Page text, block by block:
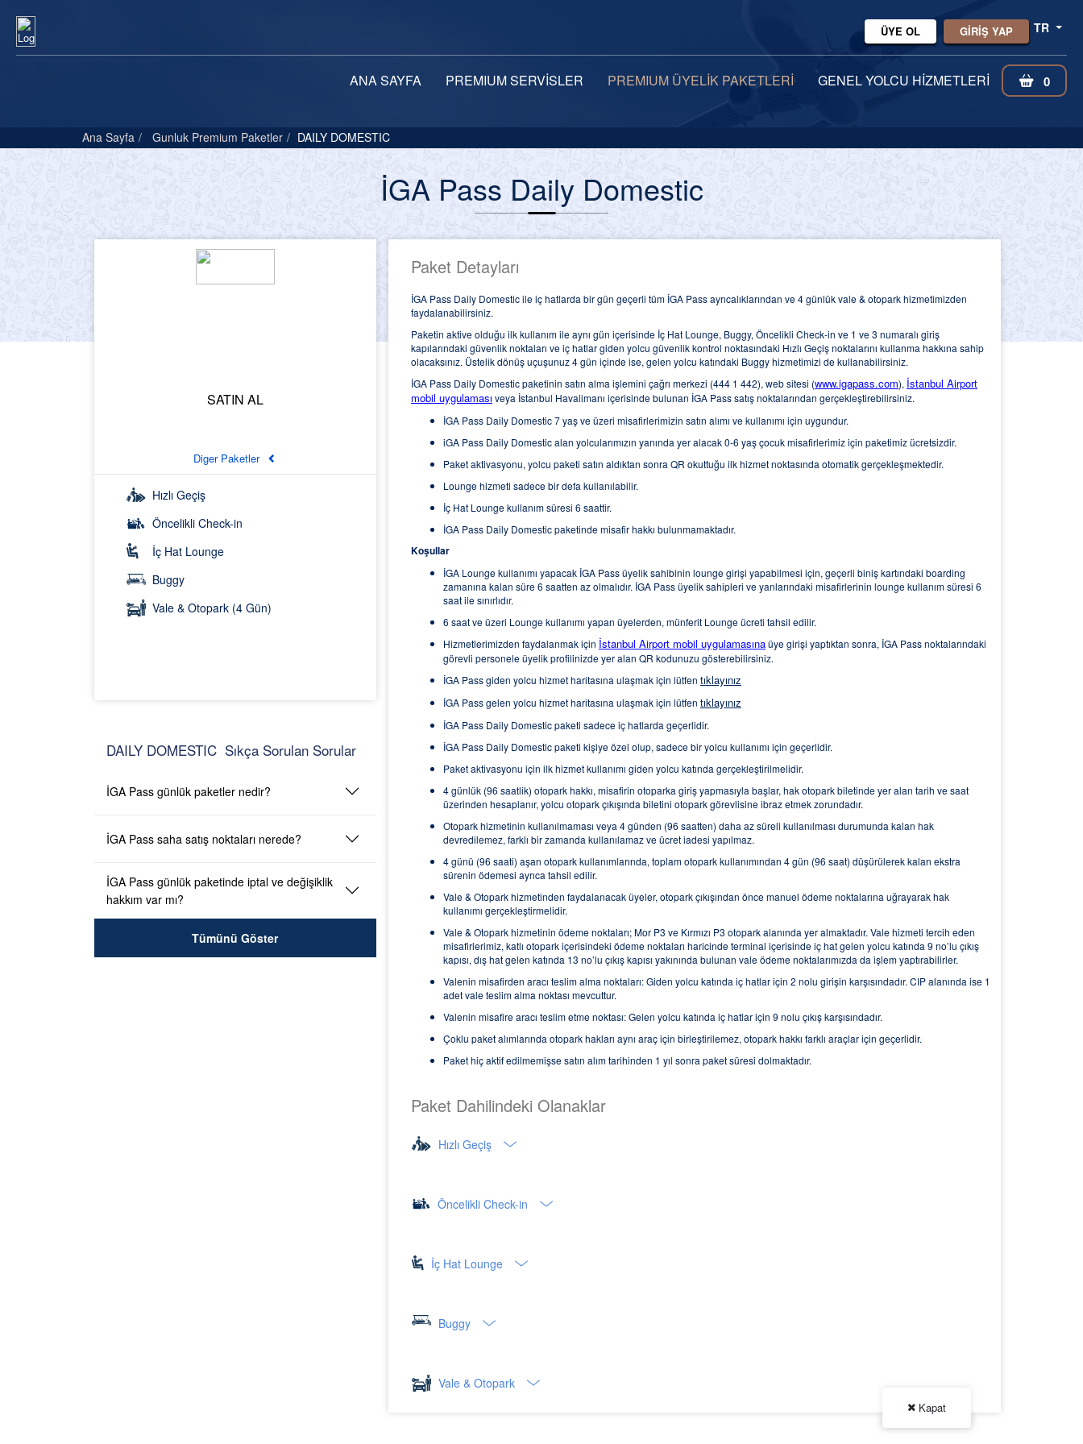
ÜYE OL GİRİŞ YAP TR
ANA SAYFA PREMIUM SERVİSLER PREMIUM ÜYELİK PAKETLERİ GENEL YOLCU HİZMETLERİ 0
Ana Sayfa Gunluk Premium Paketler DAILY DOMESTIC
İGA Pass Daily Domestic
SATIN AL
Diger Paketler
Hızlı Geçiş
Öncelikli Check-in
İç Hat Lounge
Buggy
Vale & Otopark (4 Gün)
DAILY DOMESTIC Sıkça Sorulan Sorular
İGA Pass günlük paketler nedir?
İGA Pass saha satış noktaları nerede?
İGA Pass günlük paketinde iptal ve değişiklik
hakkım var mı?
Tümünü Göster
Paket Detayları
İGA Pass Daily Domestic ile iç hatlarda bir gün geçerli tüm İGA Pass ayrıcalıklarından ve 4 günlük vale & otopark hizmetimizden
faydalanabilirsiniz.
Paketin aktive olduğu ilk kullanım ile aynı gün içerisinde İç Hat Lounge, Buggy, Öncelikli Check-in ve 1 ve 3 numaralı giriş
kapılarındaki güvenlik noktaları ve iç hatlar giden yolcu güvenlik kontrol noktasındaki Hızlı Geçiş noktalarını kullanma hakkına sahip
olacaksınız. Üstelik dönüş uçuşunuz 4 gün içinde ise, gelen yolcu katındaki Buggy hizmetimizi de kullanabilirsiniz.
İGA Pass Daily Domestic paketinin satın alma işlemini çağrı merkezi (444 1 442), web sitesi (www.igapass.com), İstanbul Airport
mobil uygulaması veya İstanbul Havalimanı içerisinde bulunan İGA Pass satış noktalarından gerçekleştirebilirsiniz.
İGA Pass Daily Domestic 7 yaş ve üzeri misafirlerimizin satın alımı ve kullanımı için uygundur.
iGA Pass Daily Domestic alan yolcularımızın yanında yer alacak 0-6 yaş çocuk misafirlerimiz için paketimiz ücretsizdir.
Paket aktivasyonu, yolcu paketi satın aldıktan sonra QR okuttuğu ilk hizmet noktasında otomatik gerçekleşmektedir.
Lounge hizmeti sadece bir defa kullanılabilir.
İç Hat Lounge kullanım süresi 6 saattir.
İGA Pass Daily Domestic paketinde misafir hakkı bulunmamaktadır.
Koşullar
İGA Lounge kullanımı yapacak İGA Pass üyelik sahibinin lounge girişi yapabilmesi için, geçerli biniş kartındaki boarding
zamanına kalan süre 6 saatten az olmalıdır. İGA Pass üyelik sahipleri ve yanlarındaki misafirlerinin lounge kullanım süresi 6
saat ile sınırlıdır.
6 saat ve üzeri Lounge kullanımı yapan üyelerden, münferit Lounge ücreti tahsil edilir.
Hizmetlerimizden faydalanmak için İstanbul Airport mobil uygulamasınaüye girişi yaptıktan sonra, İGA Pass noktalarındaki
görevli personele üyelik profilinizde yer alan QR kodunuzu gösterebilirsiniz.
İGA Pass giden yolcu hizmet haritasına ulaşmak için lütfen tıklayınız
İGA Pass gelen yolcu hizmet haritasına ulaşmak için lütfen tıklayınız
İGA Pass Daily Domestic paketi sadece iç hatlarda geçerlidir.
İGA Pass Daily Domestic paketi kişiye özel olup, sadece bir yolcu kullanımı için geçerlidir.
Paket aktivasyonu için ilk hizmet kullanımı giden yolcu katında gerçekleştirilmelidir.
4 günlük (96 saatlik) otopark hakkı, misafirin otoparka giriş yapmasıyla başlar, hak otopark biletinde yer alan tarih ve saat
üzerinden hesaplanır, yolcu otopark çıkışında biletini otopark görevlisine ibraz etmek zorundadır.
Otopark hizmetinin kullanılmaması veya 4 günden (96 saatten) daha az süreli kullanılması durumunda kalan hak
devredilemez, farklı bir zamanda kullanılamaz ve ücret iadesi yapılmaz.
4 günü (96 saati) aşan otopark kullanımlarında, toplam otopark kullanımından 4 gün (96 saat) düşürülerek kalan ekstra
sürenin ödemesi ayrıca tahsil edilir.
Vale & Otopark hizmetinden faydalanacak üyeler, otopark çıkışından önce manuel ödeme noktalarına uğrayarak hak
kullanımı gerçekleştirmelidir.
Vale & Otopark hizmetinin ödeme noktaları; Mor P3 ve Kırmızı P3 otopark alanında yer almaktadır. Vale hizmeti tercih eden
misafirlerimiz, katlı otopark içerisindeki ödeme noktaları haricinde terminal içerisinde iç hat gelen yolcu katında 9 no’lu çıkış
kapısı, dış hat gelen katında 13 no’lu çıkış kapısı yakınında bulunan vale ödeme noktalarımızda da işlem yaptırabilirler.
Valenin misafirden aracı teslim alma noktaları: Giden yolcu katında iç hatlar için 2 nolu girişin karşısındadır. CIP alanında ise 1
adet vale teslim alma noktası mevcuttur.
Valenin misafire aracı teslim etme noktası: Gelen yolcu katında iç hatlar için 9 nolu çıkış karşısındadır.
Çoklu paket alımlarında otopark hakları aynı araç için birleştirilemez, otopark hakkı farklı araçlar için geçerlidir.
Paket hiç aktif edilmemişse satın alım tarihinden 1 yıl sonra paket süresi dolmaktadır.
Paket Dahilindeki Olanaklar
Hızlı Geçiş
Öncelikli Check-in
İç Hat Lounge
Buggy
Vale & Otopark
Kapat